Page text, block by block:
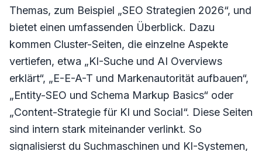
Themas, zum Beispiel „SEO Strategien 2026“, und
bietet einen umfassenden Überblick. Dazu
kommen Cluster-Seiten, die einzelne Aspekte
vertiefen, etwa „KI-Suche und AI Overviews
erklärt“, „E-E-A-T und Markenautorität aufbauen“,
„Entity-SEO und Schema Markup Basics“ oder
„Content-Strategie für KI und Social“. Diese Seiten
sind intern stark miteinander verlinkt. So
signalisierst du Suchmaschinen und KI-Systemen,